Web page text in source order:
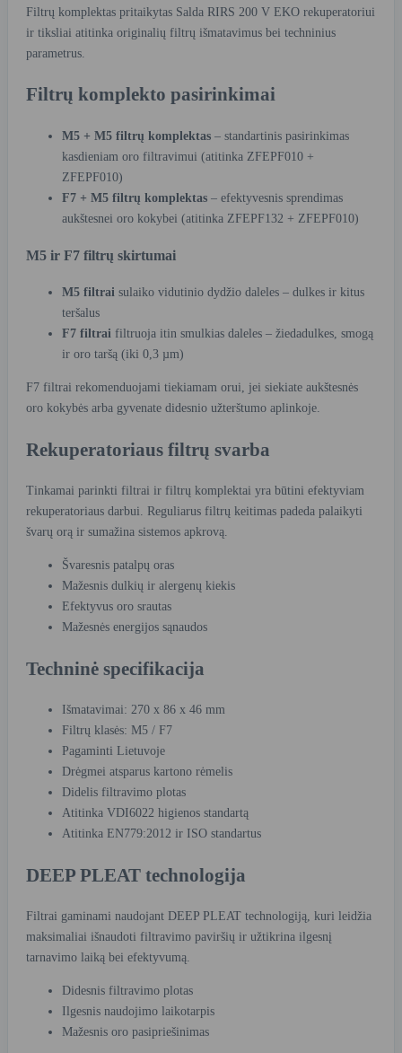
Filtrų komplektas pritaikytas Salda RIRS 200 V EKO rekuperatoriui
ir tiksliai atitinka originalių filtrų išmatavimus bei techninius
parametrus.
Filtrų komplekto pasirinkimai
M5 + M5 filtrų komplektas – standartinis pasirinkimas
kasdieniam oro filtravimui (atitinka ZFEPF010 +
ZFEPF010)
F7 + M5 filtrų komplektas – efektyvesnis sprendimas
aukštesnei oro kokybei (atitinka ZFEPF132 + ZFEPF010)
M5 ir F7 filtrų skirtumai
M5 filtrai sulaiko vidutinio dydžio daleles – dulkes ir kitus
teršalus
F7 filtrai filtruoja itin smulkias daleles – žiedadulkes, smogą
ir oro taršą (iki 0,3 µm)
F7 filtrai rekomenduojami tiekiamam orui, jei siekiate aukštesnės
oro kokybės arba gyvenate didesnio užterštumo aplinkoje.
Rekuperatoriaus filtrų svarba
Tinkamai parinkti filtrai ir filtrų komplektai yra būtini efektyviam
rekuperatoriaus darbui. Reguliarus filtrų keitimas padeda palaikyti
švarų orą ir sumažina sistemos apkrovą.
Švaresnis patalpų oras
Mažesnis dulkių ir alergenų kiekis
Efektyvus oro srautas
Mažesnės energijos sąnaudos
Techninė specifikacija
Išmatavimai: 270 x 86 x 46 mm
Filtrų klasės: M5 / F7
Pagaminti Lietuvoje
Drėgmei atsparus kartono rėmelis
Didelis filtravimo plotas
Atitinka VDI6022 higienos standartą
Atitinka EN779:2012 ir ISO standartus
DEEP PLEAT technologija
Filtrai gaminami naudojant DEEP PLEAT technologiją, kuri leidžia
maksimaliai išnaudoti filtravimo paviršių ir užtikrina ilgesnį
tarnavimo laiką bei efektyvumą.
Didesnis filtravimo plotas
Ilgesnis naudojimo laikotarpis
Mažesnis oro pasipriešinimas